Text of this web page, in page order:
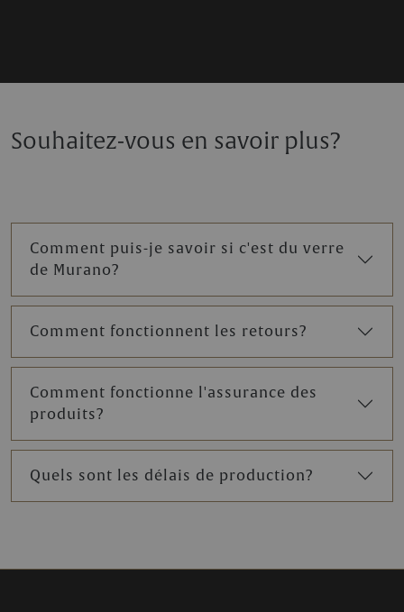
Souhaitez-vous en savoir plus?
Comment puis-je savoir si c'est du verre
de Murano?
Comment fonctionnent les retours?
Comment fonctionne l'assurance des
produits?
Quels sont les délais de production?